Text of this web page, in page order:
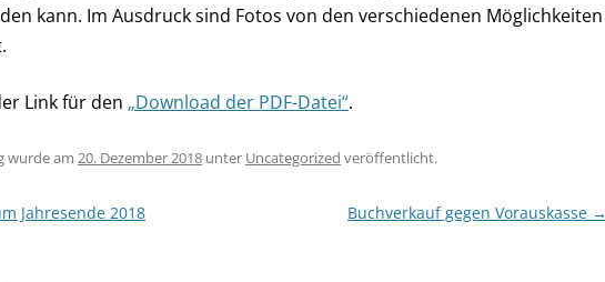
kann. Im Ausdruck sind Fotos von den verschiedenen Möglichkeiten
Link für den „Download der PDF-Datei“.
wurde am 20. Dezember 2018 unter Uncategorized veröffentlicht.
Jahresende 2018 Buchverkauf gegen Vorauskasse →